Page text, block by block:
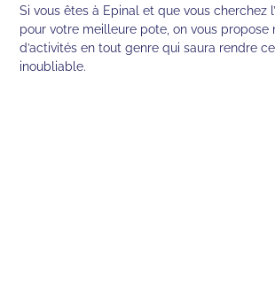
Si vous êtes à Epinal et que vous cherchez
pour votre meilleure pote, on vous propose
d’activités en tout genre qui saura rendre
inoubliable.